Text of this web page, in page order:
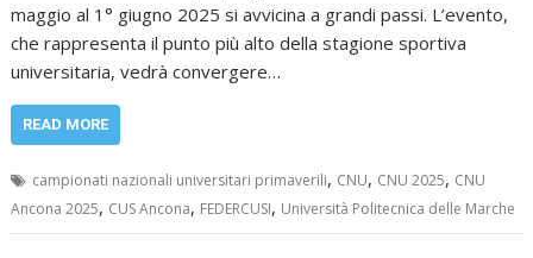
maggio al 1° giugno 2025 si avvicina a grandi passi. L’evento,
che rappresenta il punto più alto della stagione sportiva
universitaria, vedrà convergere…
READ MORE
campionati nazionali universitari primaverili, CNU, CNU 2025, CNU
Ancona 2025, CUS Ancona, FEDERCUSI, Università Politecnica delle Marche